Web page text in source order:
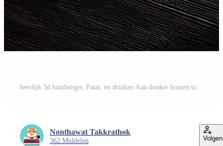
heerlijk 3d hamburger, Patat, en drinken Aan donker houten tafel met kopiëren ruimte voor menu ontwerp. Gratis Foto
Nonthawat Takkrathok
362 Middelen Volgen